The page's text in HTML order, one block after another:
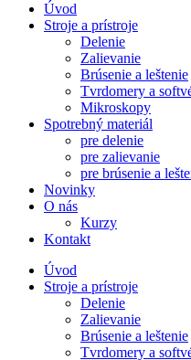
Úvod
Stroje a prístroje
Delenie
Zalievanie
Brúsenie a leštenie
Tvrdomery a
Mikroskopy
Spotrebný materiál
pre delenie
pre zalievanie
pre brúsenie a
Novinky
O nás
Kurzy
Kontakt
Úvod
Stroje a prístroje
Delenie
Zalievanie
Brúsenie a leštenie
Tvrdomery a